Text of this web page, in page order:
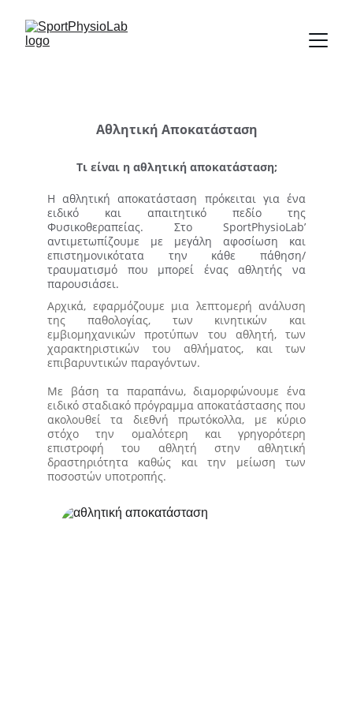
Τι είναι η αθλητική αποκατάσταση;
Η αθλητική αποκατάσταση πρόκειται για ένα
ειδικό και απαιτητικό πεδίο της
Φυσικοθεραπείας. Στο SportPhysioLab’
αντιμετωπίζουμε με μεγάλη αφοσίωση και
επιστημονικότατα την κάθε πάθηση/
τραυματισμό που μπορεί ένας αθλητής να
παρουσιάσει.
Αρχικά, εφαρμόζουμε μια λεπτομερή ανάλυση
της παθολογίας, των κινητικών και
εμβιομηχανικών προτύπων του αθλητή, των
χαρακτηριστικών του αθλήματος, και των
επιβαρυντικών παραγόντων.
Με βάση τα παραπάνω, διαμορφώνουμε ένα
ειδικό σταδιακό πρόγραμμα αποκατάστασης που
ακολουθεί τα διεθνή πρωτόκολλα, με κύριο
στόχο την ομαλότερη και γρηγορότερη
επιστροφή του αθλητή στην αθλητική
δραστηριότητα καθώς και την μείωση των
ποσοστών υποτροπής.
Αθλητική Αποκατάσταση